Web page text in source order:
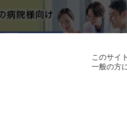
このサイ
一般の方